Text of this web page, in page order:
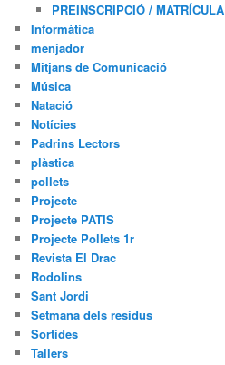
PREINSCRIPCIÓ / MATRÍCULA
Informàtica
menjador
Mitjans de Comunicació
Música
Natació
Notícies
Padrins Lectors
plàstica
pollets
Projecte
Projecte PATIS
Projecte Pollets 1r
Revista El Drac
Rodolins
Sant Jordi
Setmana dels residus
Sortides
Tallers